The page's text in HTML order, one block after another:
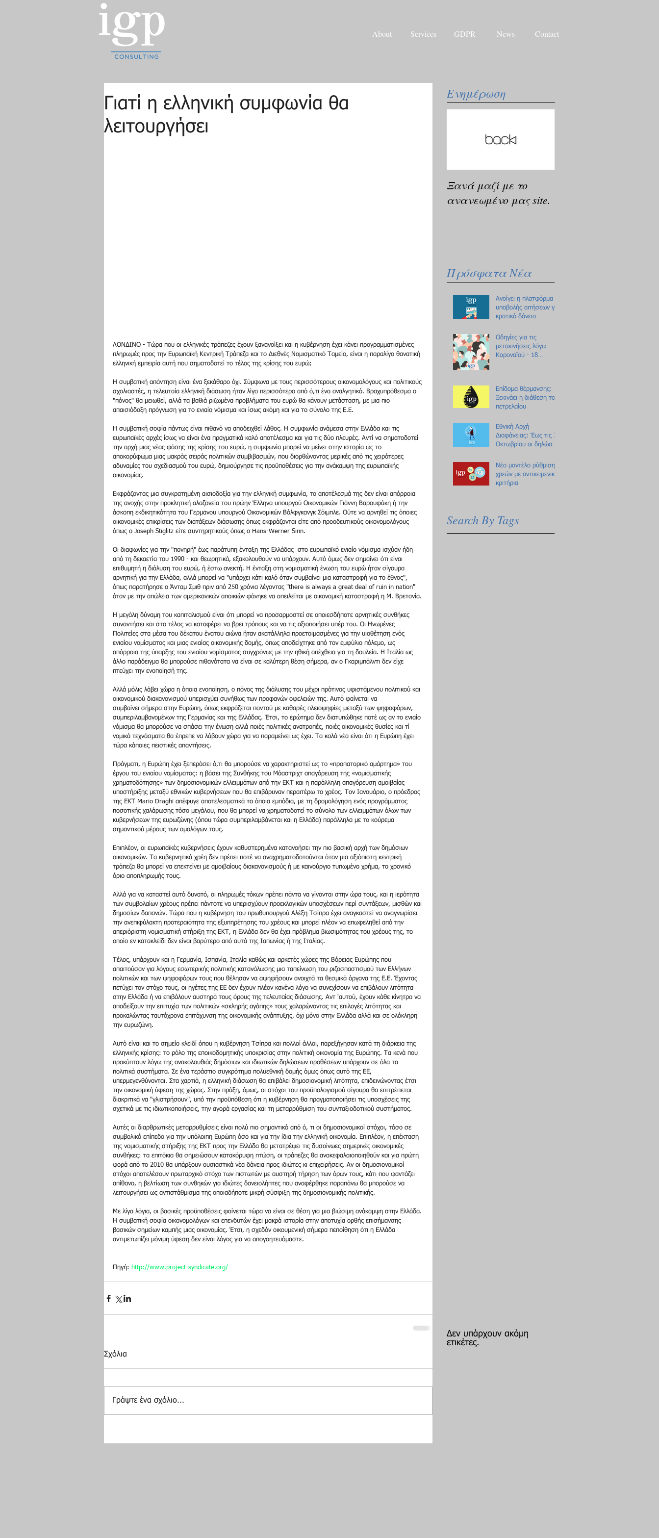
Γιατί η ελληνική συμφωνία θα
λειτουργήσει
ΛΟΝΔΙΝΟ - Τώρα που οι ελληνικές τράπεζες έχουν ξανανοίξει και η κυβέρνηση έχει κάνει προγραμματισμένες
πληρωμές προς την Ευρωπαϊκή Κεντρική Τράπεζα και το Διεθνές Νομισματικό Ταμείο, είναι η παραλίγο θανατική
ελληνική εμπειρία αυτή που σηματοδοτεί το τέλος της κρίσης του ευρώ;
Η συμβατική απάντηση είναι ένα ξεκάθαρο όχι. Σύμφωνα με τους περισσότερους οικονομολόγους και πολιτικούς
σχολιαστές, η τελευταία ελληνική διάσωση ήταν λίγο περισσότερο από ό,τι ένα αναλγητικό. Βραχυπρόθεσμα ο
"πόνος" θα μειωθεί, αλλά τα βαθιά ριζωμένα προβλήματα του ευρώ θα κάνουν μετάσταση, με μια πιο
απαισιόδοξη πρόγνωση για το ενιαίο νόμισμα και ίσως ακόμη και για το σύνολο της Ε.E.
H συμβατική σοφία πάντως είναι πιθανό να αποδειχθεί λάθος. Η συμφωνία ανάμεσα στην Ελλάδα και τις
ευρωπαϊκές αρχές ίσως να είναι ένα πραγματικά καλό αποτέλεσμα και για τις δύο πλευρές. Αντί να σηματοδοτεί
την αρχή μιας νέας φάσης της κρίσης του ευρώ, η συμφωνία μπορεί να μείνει στην ιστορία ως το
αποκορύφωμα μιας μακράς σειράς πολιτικών συμβιβασμών, που διορθώνοντας μερικές από τις χειρότερες
αδυναμίες του σχεδιασμού του ευρώ, δημιούργησε τις προϋποθέσεις για την ανάκαμψη της ευρωπαϊκής
οικονομίας.
Εκφράζοντας μια συγκρατημένη αισιοδοξία για την ελληνική συμφωνία, το αποτέλεσμά της δεν είναι απόρροια
της ανοχής στην προκλητική αλαζονεία του πρώην Έλληνα υπουργού Οικονομικών Γιάννη Βαρουφάκη ή την
άσκοπη εκδικητικότητα του Γερμανου υπουργού Οικονομικών Βόλφγκανγκ Σόιμπλε. Ούτε να αρνηθεί τις όποιες
οικονομικές επικρίσεις των διατάξεων διάσωσης όπως εκφράζονται είτε από προοδευτικούς οικονομολόγους
όπως ο Joseph Stiglitz είτε συντηρητικούς όπως ο Hans-Werner Sinn.
Οι διαφωνίες για την "πονηρή" έως παράτυπη ένταξη της Ελλάδας  στο ευρωπαϊκό ενιαίο νόμισμα ισχύαν ήδη
από τη δεκαετία του 1990 - και θεωρητικά, εξακολουθούν να υπάρχουν. Αυτό όμως δεν σημαίνει ότι είναι
επιθυμητή η διάλυση του ευρώ, ​​ή έστω ανεκτή. Η ένταξη στη νομισματική ένωση του ευρώ ήταν σίγουρα
αρνητική για την Ελλάδα, αλλά μπορεί να "υπάρχει κάτι καλό όταν συμβαίνει μια καταστροφή για το έθνος",
όπως παρατήρησε ο Άνταμ Σμιθ πριν από 250 χρόνια λέγοντας "there is always a great deal of ruin in nation"
όταν με την απώλεια των αμερικανικών αποικιών φάνηκε να απειλείται με οικονομική καταστροφή η Μ. Βρετανία.
Η μεγάλη δύναμη του καπιταλισμού είναι ότι μπορεί να προσαρμοστεί σε οποιεσδήποτε αρνητικές συνθήκες
συναντήσει και στο τέλος να καταφέρει να βρει τρόπους και να τις αξιοποιήσει υπέρ του. Οι Ηνωμένες
Πολιτείες στα μέσα του δέκατου ένατου αιώνα ήταν ακατάλληλα προετοιμασμένες για την υιοθέτηση ενός
ενιαίου νομίσματος και μιας ενιαίας οικονομικής δομής, όπως αποδείχτηκε από τον εμφύλιο πόλεμο, ως
απόρροια της ύπαρξης του ενιαίου νομίσματος συγχρόνως με την ηθική απέχθεια για τη δουλεία. Η Ιταλία ως
άλλο παράδειγμα θα μπορούσε πιθανότατα να είναι σε καλύτερη θέση σήμερα, αν ο Γκαριμπάλντι δεν είχε
πτεύχει την ενοποίησή της.
Αλλά μόλις λάβει χώρα η όποια ενοποίηση, ο πόνος της διάλυσης του μέχρι πρότινος υφιστάμενου πολιτικού και
οικονομικού διακανονισμού υπερισχύει συνήθως των προφανών οφελειών της. Αυτό φαίνεται να
συμβαίνει σήμερα στην Ευρώπη, όπως εκφράζεται παντού με καθαρές πλειοψηφίες μεταξύ των ψηφοφόρων,
συμπεριλαμβανομένων της Γερμανίας και της Ελλάδας. Έτσι, το ερώτημα δεν διατυπώθηκε ποτέ ως αν το ενιαίο
νόμισμα θα μπορούσε να σπάσει την ένωση αλλά ποιές πολιτικές ανατροπές, ποιές οικονομικές θυσίες και τί
νομικά τεχνάσματα θα έπρεπε να λάβουν χώρα για να παραμείνει ως έχει. Τα καλά νέα είναι ότι η Ευρώπη έχει
τώρα κάποιες πειστικές απαντήσεις.
Πράγματι, η Ευρώπη έχει ξεπεράσει ό,τι θα μπορούσε να χαρακτηριστεί ως το «προπατορικό αμάρτημα» του
έργου του ενιαίου νομίσματος: η βάσει της Συνθήκης του Μάαστριχτ απαγόρευση της «νομισματικής
χρηματοδότησης» των δημοσιονομικών ελλειμμάτων από την ΕΚΤ και η παράλληλη απαγόρευση αμοιβαίας
υποστήριξης μεταξύ εθνικών κυβερνήσεων που θα επιβάρυναν περαιτέρω το χρέος. Τον Ιανουάριο, ο πρόεδρος
της ΕΚΤ Mario Draghi απέφυγε αποτελεσματικά τα όποια εμπόδια, με τη δρομολόγηση ενός προγράμματος
ποσοτικής χαλάρωσης τόσο μεγάλου, που θα μπορεί να χρηματοδοτεί το σύνολο των ελλειμμάτων όλων των
κυβερνήσεων της ευρωζώνης (όπου τώρα συμπεριλαμβάνεται και η Ελλάδα) παράλληλα με τo κούρεμα
σημαντικού μέρους των ομολόγων τους.
Επιπλέον, οι ευρωπαϊκές κυβερνήσεις έχουν καθυστερημένα κατανοήσει την πιο βασική αρχή των δημόσιων
οικονομικών. Τα κυβερνητικά χρέη δεν πρέπει ποτέ να αναχρηματοδοτούνται όταν μια αξιόπιστη κεντρική
τράπεζα θα μπορεί να επεκτείνει με αμοιβαίους διακανονισμούς ή με καινούργιο τυπωμένο χρήμα, το χρονικό
όριο αποπληρωμής τους.
Αλλά για να καταστεί αυτό δυνατό, οι πληρωμές τόκων πρέπει πάντα να γίνονται στην ώρα τους, και η ιερότητα
των συμβολαίων χρέους πρέπει πάντοτε να υπερισχύουν προεκλογικών υποσχέσεων περί συντάξεων, μισθών και
δημοσίων δαπανών. Τώρα που η κυβέρνηση του πρωθυπουργού Αλέξη Τσίπρα έχει αναγκαστεί να αναγνωρίσει
την ανεπιφύλακτη προτεραιότητα της εξυπηρέτησης του χρέους και μπορεί πλέον να επωφεληθεί από την
απεριόριστη νομισματική στήριξη της ΕΚΤ, η Ελλάδα δεν θα έχει πρόβλημα βιωσιμότητας του χρέους της, το
οποίο εν κατακλείδι δεν είναι βαρύτερο από αυτά της Ιαπωνίας ή της Ιταλίας.
Τέλος, υπάρχουν και η Γερμανία, Ισπανία, Ιταλία καθώς και αρκετές χώρες της Βόρειας Ευρώπης που
απαιτούσαν για λόγους εσωτερικής πολιτικής κατανάλωσης μια ταπείνωση του ριζοσπαστισμού των Ελλήνων
πολιτικών και των ψηφοφόρων τους που θέλησαν να αψηφήσουν ανοιχτά τα θεσμικά όργανα της Ε.Ε. Έχοντας
πετύχει τον στόχο τους, οι ηγέτες της ΕΕ δεν έχουν πλέον κανένα λόγο να συνεχίσουν να επιβάλουν λιτότητα
στην Ελλάδα ή να επιβάλουν αυστηρά τους όρους της τελευταίας διάσωσης. Αντ 'αυτού, έχουν κάθε κίνητρο να
αποδείξουν την επιτυχία των πολιτικών «σκληρής αγάπης» τους χαλαρώνοντας τις επιλογές λιτότητας και
προκαλώντας ταυτόχρονα επιτάχυνση της οικονομικής ανάπτυξης, όχι μόνο στην Ελλάδα αλλά και σε ολόκληρη
την ευρωζώνη.
Αυτό είναι και το σημείο κλειδί όπου η κυβέρνηση Τσίπρα και πολλοί άλλοι, παρεξήγησαν κατά τη διάρκεια της
ελληνικής κρίσης: το ρόλο της εποικοδομητικής υποκρισίας στην πολιτική οικονομία της Ευρώπης. Τα κενά που
προκύπτουν λόγω της ανακολουθιάς δημόσιων και ιδιωτικών δηλώσεων προθέσεων υπάρχουν σε όλα τα
πολιτικά συστήματα. Σε ένα τεράστιο συγκρότημα πολυεθνική δομής όμως όπως αυτό της ΕΕ,
υπερμεγενθύνονται. Στα χαρτιά, η ελληνική διάσωση θα επιβάλει δημοσιονομική λιτότητα, επιδεινώνοντας έτσι
την οικονομική ύφεση της χώρας. Στην πράξη, όμως, οι στόχοι του προϋπολογισμού σίγουρα θα επιτρέπεται
διακριτικά να "γλιστρήσουν", υπό την προϋπόθεση ότι η κυβέρνηση θα πραγματοποιήσει τις υποσχέσεις της
σχετικά με τις ιδιωτικοποιήσεις, την αγορά εργασίας και τη μεταρρύθμιση του συνταξιοδοτικού συστήματος.
Αυτές οι διαρθρωτικές μεταρρυθμίσεις είναι πολύ πιο σημαντικό από ό, τι οι δημοσιονομικοί στόχοι, τόσο σε
συμβολικό επίπεδο για την υπόλοιπη Ευρώπη όσο και για την ίδια την ελληνική οικονομία. Επιπλέον, η επέκταση
της νομισματικής στήριξης της ΕΚΤ προς την Ελλάδα θα μετατρέψει τις δυσοίνωες σημερινές οικονομικές
συνθήκες: τα επιτόκια θα σημειώσουν κατακόρυφη πτώση, οι τράπεζες θα ανακεφαλαιοποιηθούν και για πρώτη
φορά από το 2010 θα υπάρξουν ουσιαστικά νέα δάνεια προς ιδιώτες κι επιχειρήσεις. Αν οι δημοσιονομικοί
στόχοι αποτελέσουν πρωταρχικό στόχο των πιστωτών με αυστηρή τήρηση των όρων τους, κάτι που φαντάζει
απίθανο, η βελτίωση των συνθηκών για ιδιώτες δανειολήπτες που αναφέρθηκε παραπάνω θα μπορούσε να
λειτουργήσει ως αντιστάθμισμα της οποιαδήποτε μικρή σύσφιξη της δημοσιονομικής πολιτικής.
Με λίγα λόγια, οι βασικές προϋποθέσεις φαίνεται τώρα να είναι σε θέση για μια βιώσιμη ανάκαμψη στην Ελλάδα.
Η συμβατική σοφία οικονομολόγων και επενδυτών έχει μακρά ιστορία στην αποτυχία ορθής επισήμανσης
βασικών σημείων καμπής μιας οικονομίας. Έτσι, η σχεδόν οικουμενική σήμερα πεποίθηση ότι η Ελλάδα
αντιμετωπίζει μόνιμη ύφεση δεν είναι λόγος για να απογοητευόμαστε.
Πηγή: http://www.project-syndicate.org/
Σχόλια
Γράψτε ένα σχόλιο...
Ενημέρωση
Ξανά μαζί με το
ανανεωμένο μας site.
Πρόσφατα Νέα
Ανοίγει η πλατφόρμα
υποβολής αιτήσεων για
κρατικό δάνειο
Οδηγίες για τις
μετακινήσεις λόγω
Κοροναϊού - 18
Επίδομα θέρμανσης:
Ξεκινάει η διάθεση του
πετρελαίου
Εθνική Αρχή
Διαφάνειας: Έως τις 31
Οκτωβρίου οι δηλώσεις
Νέο μοντέλο ρύθμισης
χρεών με αντικειμενικά
κριτήρια
Search By Tags
Δεν υπάρχουν ακόμη
ετικέτες.
About Services GDPR News Contact